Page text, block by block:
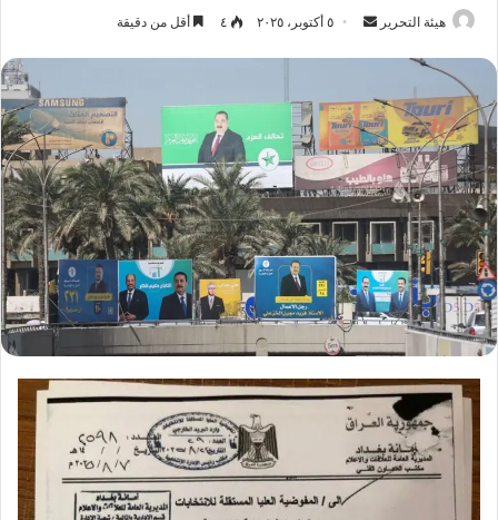
هيئة التحرير
أرسل ٥ أكتوبر، ٢٠٢٥ ٤ أقل من دقيقة